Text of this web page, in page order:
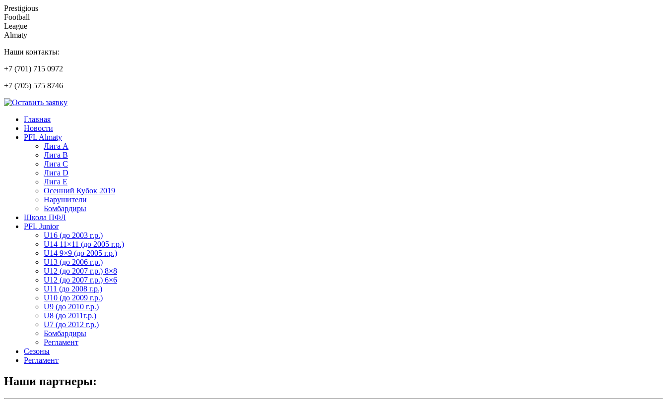
Prestigious
Football
League
Almaty
Наши контакты:
+7 (701) 715 0972
+7 (705) 575 8746
Главная
Новости
PFL Almaty
Лига A
Лига В
Лига С
Лига D
Лига Е
Осенний Кубок 2019
Нарушители
Бомбардиры
Школа ПФЛ
PFL Junior
U16 (до 2003 г.р.)
U14 11×11 (до 2005 г.р.)
U14 9×9 (до 2005 г.р.)
U13 (до 2006 г.р.)
U12 (до 2007 г.р.) 8×8
U12 (до 2007 г.р.) 6×6
U11 (до 2008 г.р.)
U10 (до 2009 г.р.)
U9 (до 2010 г.р.)
U8 (до 2011г.р.)
U7 (до 2012 г.р.)
Бомбардиры
Регламент
Сезоны
Регламент
Наши партнеры: